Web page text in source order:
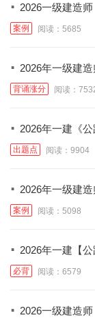
· 2026一级建造
案例 阅读：5685
· 2026年一级建
背诵涨分 阅读：
· 2026年一建《
出题点 阅读：9904
· 2026年一级建
案例 阅读：5098
· 2026年一建【
必背 阅读：6579
· 2026一级建造